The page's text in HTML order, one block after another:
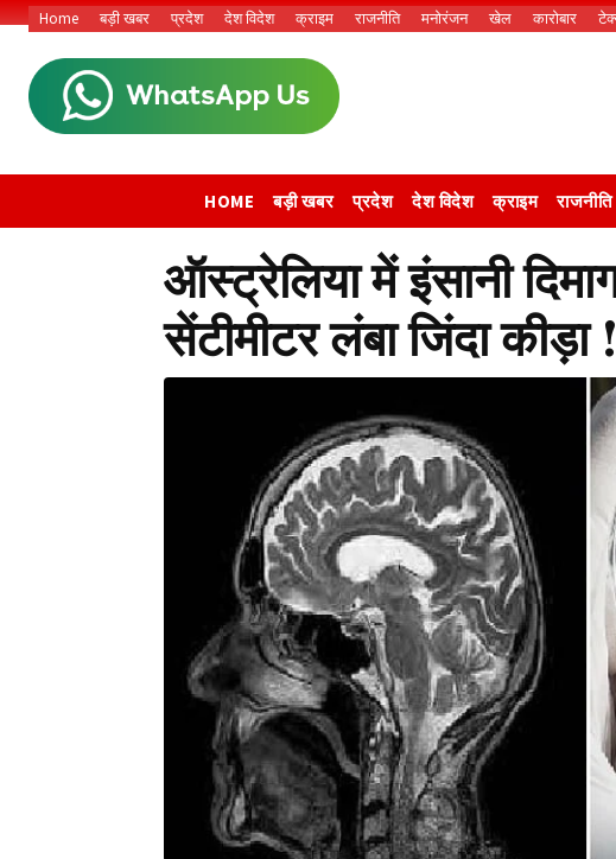
Home बड़ी खबर प्रदेश देश विदेश क्राइम राजनीति मनोरंजन खेल कारोबार
HOME बड़ी खबर प्रदेश देश विदेश क्राइम राजनीति
ऑस्ट्रेलिया में इंसानी
सेंटीमीटर लंबा जिंदा कीड़ा !